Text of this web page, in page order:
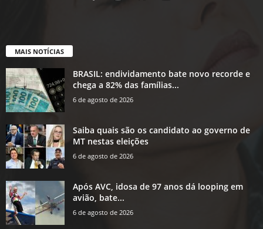
MAIS NOTÍCIAS
BRASIL: endividamento bate novo recorde e
chega a 82% das famílias...
6 de agosto de 2026
Saiba quais são os candidato ao governo de
MT nestas eleições
6 de agosto de 2026
Após AVC, idosa de 97 anos dá looping em
avião, bate...
6 de agosto de 2026